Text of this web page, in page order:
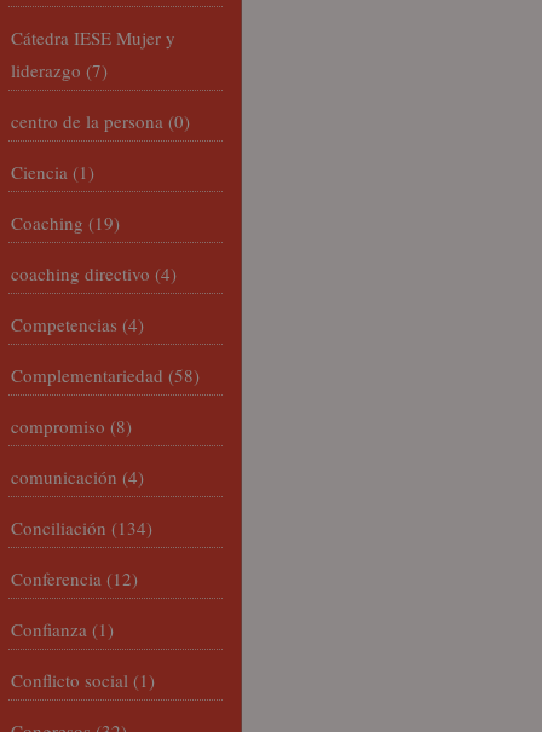
Cátedra IESE Mujer y
liderazgo (7)
centro de la persona (0)
Ciencia (1)
Coaching (19)
coaching directivo (4)
Competencias (4)
Complementariedad (58)
compromiso (8)
comunicación (4)
Conciliación (134)
Conferencia (12)
Confianza (1)
Conflicto social (1)